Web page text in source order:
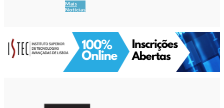
Mais
Notícias